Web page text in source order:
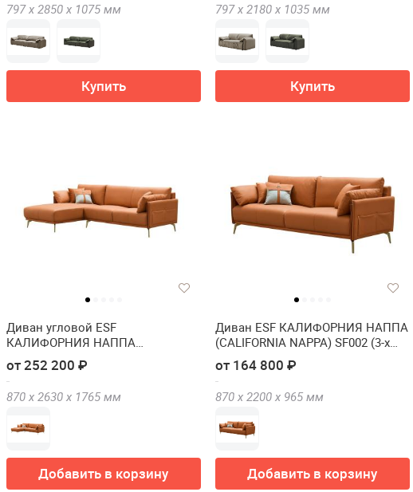
797 х 2850 х 1075 мм
Купить
797 х 2180 х 1035 мм
Купить
Диван угловой ESF
КАЛИФОРНИЯ НАППА
(CALIFORNIA NAPPA) SF002 угол
левый
от 252 200 ₽
870 х 2630 х 1765 мм
Добавить в корзину
Диван ESF КАЛИФОРНИЯ НАППА
(CALIFORNIA NAPPA) SF002 (3-х
местный)
от 164 800 ₽
870 х 2200 х 965 мм
Добавить в корзину